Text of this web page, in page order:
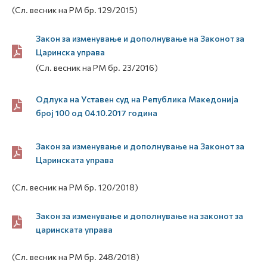
(Сл. весник на РМ бр. 129/2015)
Закон за изменување и дополнување на Законот за
Царинска управа
(Сл. весник на РМ бр. 23/2016)
Одлука на Уставен суд на Република Македонија
број 100 од 04.10.2017 година
Закон за изменување и дополнување на Законот за
Царинската управа
(Сл. весник на РМ бр. 120/2018)
Закон за изменување и дополнување на законот за
царинската управа
(Сл. весник на РМ бр. 248/2018)